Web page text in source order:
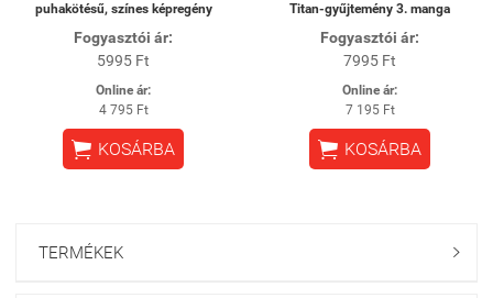
puhakötésű, színes képregény
Fogyasztói ár:
5995 Ft
Online ár:
4 795 Ft
 KOSÁRBA
Titan-gyűjtemény 3. manga
Fogyasztói ár:
7995 Ft
Online ár:
7 195 Ft
 KOSÁRBA
TERMÉKEK 